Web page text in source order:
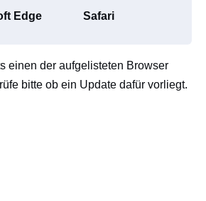
Edge Safari
einen der aufgelisteten Browser
bitte ob ein Update dafür vorliegt.